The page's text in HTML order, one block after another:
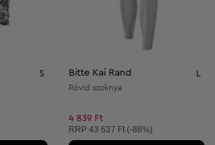
S Bitte Kai Rand L
Rövid szoknya
4 839 Ft
Ajánlott ár:
RRP 43 637 Ft (-88%)